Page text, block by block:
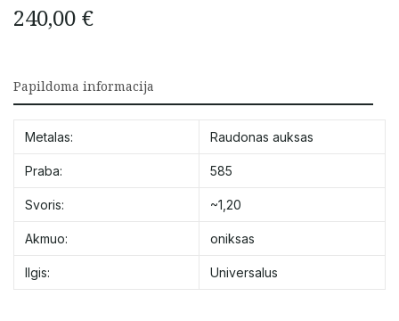
240,00 €
Papildoma informacija
Metalas: Raudonas auksas
Praba: 585
Svoris: ~1,20
Akmuo: oniksas
Ilgis: Universalus